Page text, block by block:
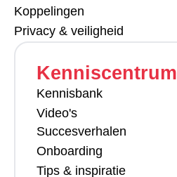
Koppelingen
Privacy & veiligheid
Kenniscentrum
Kennisbank
Video's
Succesverhalen
Onboarding
Tips & inspiratie